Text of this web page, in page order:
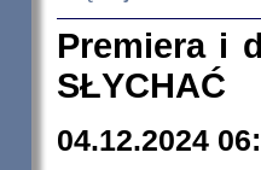
Premiera i
SŁYCHAĆ
04.12.2024